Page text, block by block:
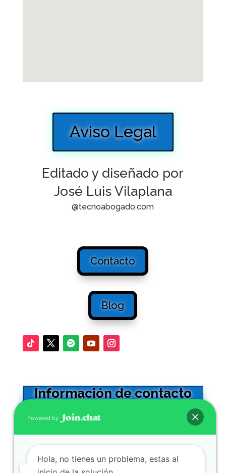
Aviso Legal
Editado y diseñado por
José Luis Vilaplana
@tecnoabogado.com
Contacto
Blog
Información de contacto
Calle Adriano 32 -5º. CP41001
0034 954564602
Se atienden WhatsApp y llamadas
Powered by
Hola, no tienes un problema, estas al